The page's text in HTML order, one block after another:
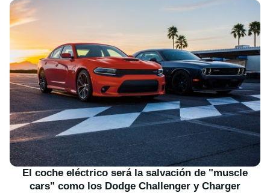
El coche eléctrico será la salvación de "muscle
cars" como los Dodge Challenger y Charger